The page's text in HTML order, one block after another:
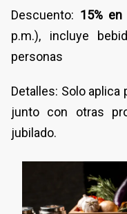
Descuento: 15%
p.m.), incluye
personas
Detalles: Solo aplica
junto con otras
jubilado.